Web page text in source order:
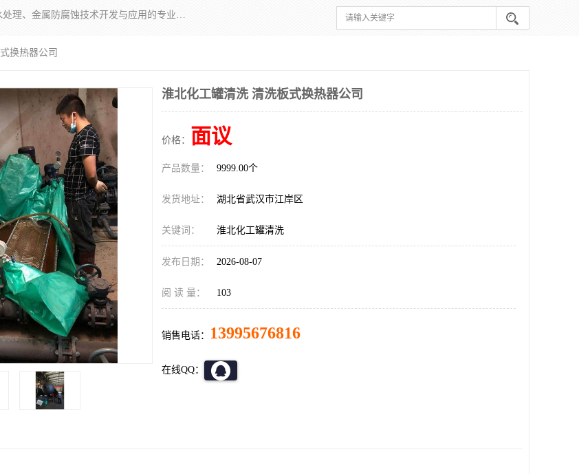
武汉洁利友环境技术有限公司是从事工业民用设备清洗、水处理、金属防腐蚀技术开发与应用的专业化公司。公司经过十余年发展积累了丰富的清洗经验，服务过的客户达到500余家，清洗的各类工业设备共计3000余台。
换热器公司
淮北化工罐清洗 清洗板式换热器公司
价格： 面议
产品数量： 9999.00个
发货地址： 湖北省武汉市江岸区
关键词： 淮北化工罐清洗
发布日期： 2026-08-07
阅 读 量： 103
销售电话： 13995676816
在线QQ：